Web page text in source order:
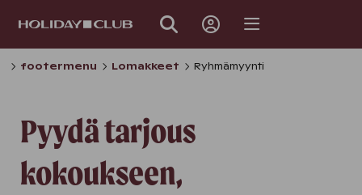
footermenu Lomakkeet Ryhmämyynti
Pyydä tarjous
kokoukseen,